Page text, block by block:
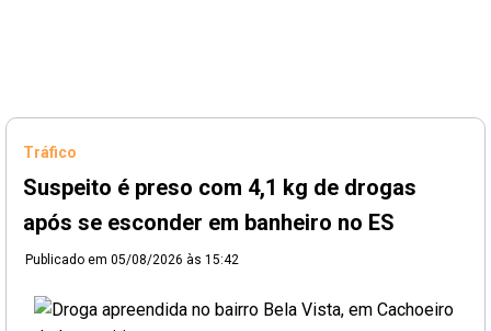
Tráfico
Suspeito é preso com 4,1 kg de drogas
após se esconder em banheiro no ES
Publicado em 05/08/2026 às 15:42